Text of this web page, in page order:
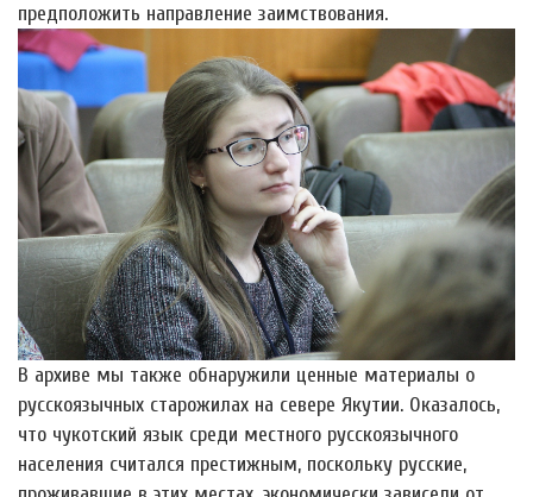
предположить направление заимствования.
В архиве мы также обнаружили ценные материалы о
русскоязычных старожилах на севере Якутии. Оказалось,
что чукотский язык среди местного русскоязычного
населения считался престижным, поскольку русские,